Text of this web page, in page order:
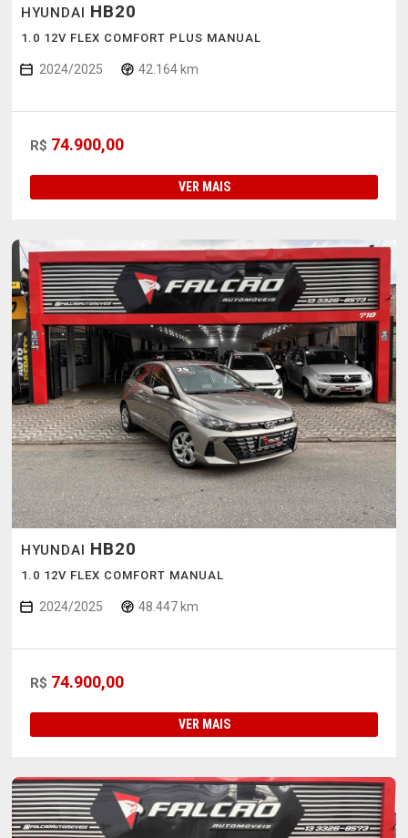
HYUNDAI HB20
1.0 12V FLEX COMFORT PLUS MANUAL
2024/2025 42.164 km
R$ 74.900,00
VER MAIS
HYUNDAI HB20
1.0 12V FLEX COMFORT MANUAL
2024/2025 48.447 km
R$ 74.900,00
VER MAIS